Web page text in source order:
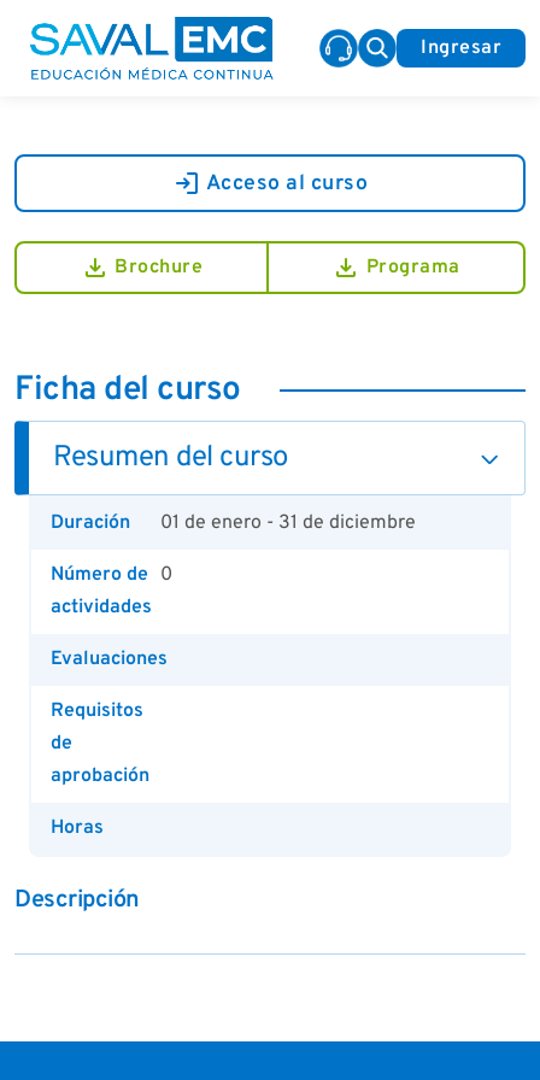
Ingresar
login Acceso al curso
download Brochure download Programa
Ficha del curso
Resumen del curso
Duración 01 de enero - 31 de diciembre
Número de
actividades
0
Evaluaciones
Requisitos
de
aprobación
Horas
Descripción